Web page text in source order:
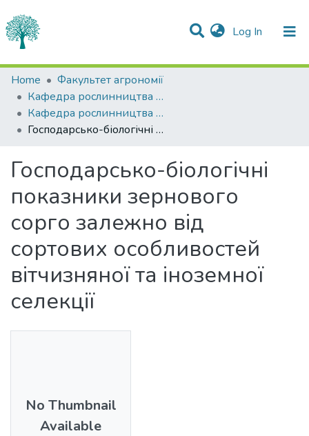
Log In (current)
Statistics
Communities & Collections
All of DSpace
Home
Факультет агрономії
Кафедра рослинництва імені О.І.Зінченка
Кафедра рослинництва імені О.І.Зінченка
Господарсько-біологічні показники зернового сорго залежно від сортових особливостей вітчизняної та іноземної селекції
Господарсько-біологічні
показники зернового
сорго залежно від
сортових особливостей
вітчизняної та іноземної
селекції
No Thumbnail
Available